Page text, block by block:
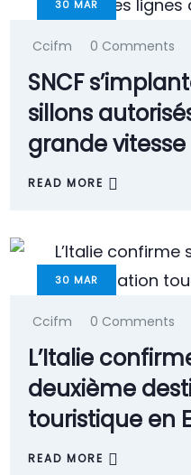
30 MAR
Ccifm 0 Comments
SNCF
sillons
grande vitesse
READ MORE
30 MAR
Ccifm 0 Comments
L’Italie
deuxième
touristique en
READ MORE